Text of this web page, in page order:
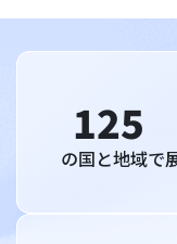
125
の国と地域で